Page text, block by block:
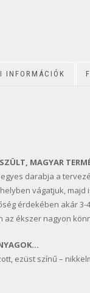
INFORMÁCIÓK
MAGYAR
darabja a
vágatjuk,
érdekében akár
ékszer nagyon
ezüst színű –